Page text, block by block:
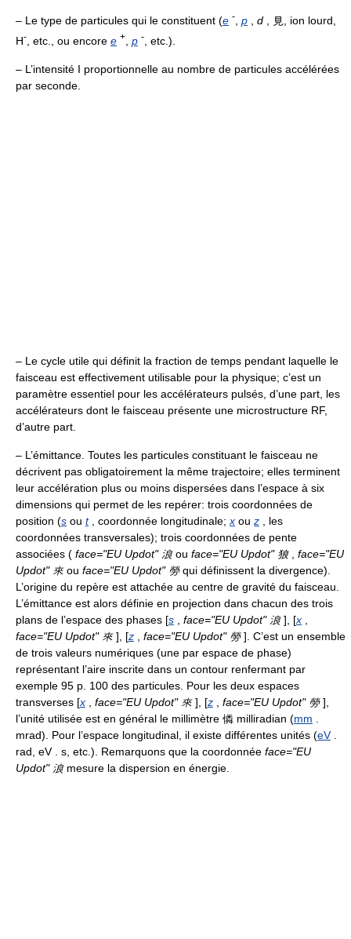
– Le type de particules qui le constituent (e - p d , 見, ion lourd,
H- , etc., ou encore e + p - , etc.).
– L’intensité I proportionnelle au nombre de particules accélérées
par seconde.
– Le cycle utile qui définit la fraction de temps pendant laquelle le
faisceau est effectivement utilisable pour la physique; c’est un
paramètre essentiel pour les accélérateurs pulsés, d’une part, les
accélérateurs dont le faisceau présente une microstructure RF,
d’autre part.
– L’émittance. Toutes les particules constituant le faisceau ne
décrivent pas obligatoirement la même trajectoire; elles terminent
leur accélération plus ou moins dispersées dans l’espace à six
dimensions qui permet de les repérer: trois coordonnées de
position (s ou t, coordonnée longitudinale; x ou z , les
coordonnées transversales); trois coordonnées de pente
associées ( face="EU Updot" 浪 ou face="EU Updot" 狼, face="EU
Updot" 來ou face="EU Updot" 勞qui définissent la divergence).
L’origine du repère est attachée au centre de gravité du faisceau.
L’émittance est alors définie en projection dans chacun des trois
plans de l’espace des phases [s face="EU Updot" 浪 ], [x
face="EU Updot" 來], [z face="EU Updot" 勞]. C’est un ensemble
de trois valeurs numériques (une par espace de phase)
représentant l’aire inscrite dans un contour renfermant par
exemple 95 p. 100 des particules. Pour les deux espaces
transverses [x face="EU Updot" 來], [z face="EU Updot" 勞],
l’unité utilisée est en général le millimètre 憐 milliradian (mm
mrad). Pour l’espace longitudinal, il existe différentes unités (eV.
rad, eV . s, etc.). Remarquons que la coordonnée face="EU
Updot" 浪 mesure la dispersion en énergie.